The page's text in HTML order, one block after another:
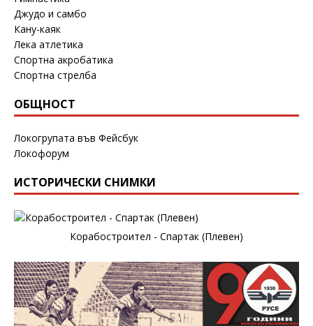
Джудо и самбо
Кану-каяк
Лека атлетика
Спортна акробатика
Спортна стрелба
ОБЩНОСТ
Локогрупата във Фейсбук
Локофорум
ИСТОРИЧЕСКИ СНИМКИ
Корабостроител - Спартак (Плевен)